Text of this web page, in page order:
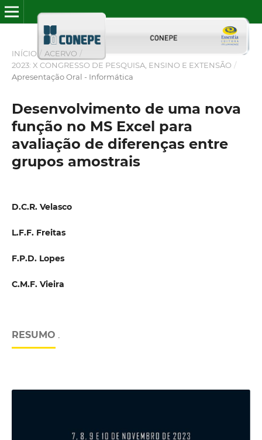
INÍCIO / ACERVO /
2023: X CONGRESSO DE PESQUISA, ENSINO E EXTENSÃO /
Apresentação Oral - Informática
Desenvolvimento de uma nova
função no MS Excel para
avaliação de diferenças entre
grupos amostrais
D.C.R. Velasco
L.F.F. Freitas
F.P.D. Lopes
C.M.F. Vieira
RESUMO .